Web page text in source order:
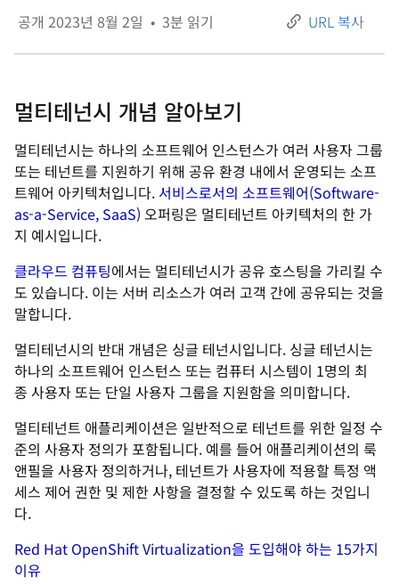
공개 2023년 8월 2일 • 3분 읽기 URL 복사
멀티테넌시 개념 알아보기
멀티테넌시는 하나의 소프트웨어 인스턴스가 여러 사용자 그룹
또는 테넌트를 지원하기 위해 공유 환경 내에서 운영되는 소프
트웨어 아키텍처입니다. 서비스로서의 소프트웨어(Software-
as-a-Service, SaaS) 오퍼링은 멀티테넌트 아키텍처의 한 가
지 예시입니다.
클라우드 컴퓨팅에서는 멀티테넌시가 공유 호스팅을 가리킬 수
도 있습니다. 이는 서버 리소스가 여러 고객 간에 공유되는 것을
말합니다.
멀티테넌시의 반대 개념은 싱글 테넌시입니다. 싱글 테넌시는
하나의 소프트웨어 인스턴스 또는 컴퓨터 시스템이 1명의 최
종 사용자 또는 단일 사용자 그룹을 지원함을 의미합니다.
멀티테넌트 애플리케이션은 일반적으로 테넌트를 위한 일정 수
준의 사용자 정의가 포함됩니다. 예를 들어 애플리케이션의 룩
앤필을 사용자 정의하거나, 테넌트가 사용자에 적용할 특정 액
세스 제어 권한 및 제한 사항을 결정할 수 있도록 하는 것입니
다.
Red Hat OpenShift Virtualization을 도입해야 하는 15가지
이유